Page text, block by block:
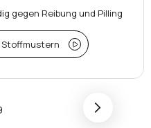
gegen Reibung und Pilling
Stoffmustern